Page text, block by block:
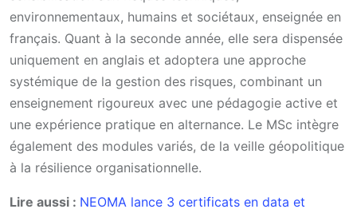
environnementaux, humains et sociétaux, enseignée en
français. Quant à la seconde année, elle sera dispensée
uniquement en anglais et adoptera une approche
systémique de la gestion des risques, combinant un
enseignement rigoureux avec une pédagogie active et
une expérience pratique en alternance. Le MSc intègre
également des modules variés, de la veille géopolitique
à la résilience organisationnelle.
Lire aussi : NEOMA lance 3 certificats en data et